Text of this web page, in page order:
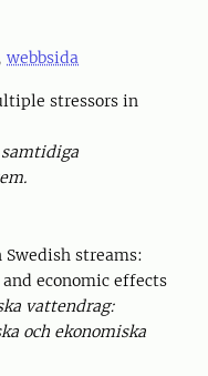
webbsida
stressors in
streams:
economic effects
vattendrag:
och ekonomiska